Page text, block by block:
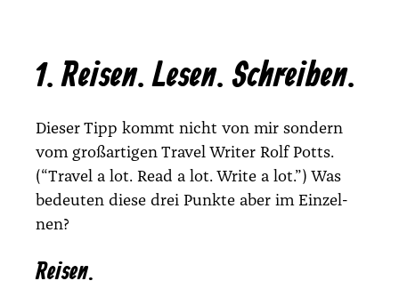
1. Reisen. Lesen. Schreiben.
Die­ser Tipp kommt nicht von mir son­dern
vom groß­ar­ti­gen Tra­vel Wri­ter Rolf Potts.
(“Tra­vel a lot. Read a lot. Wri­te a lot.”) Was
bedeu­ten die­se drei Punk­te aber im Ein­zel­
nen?
Reisen.